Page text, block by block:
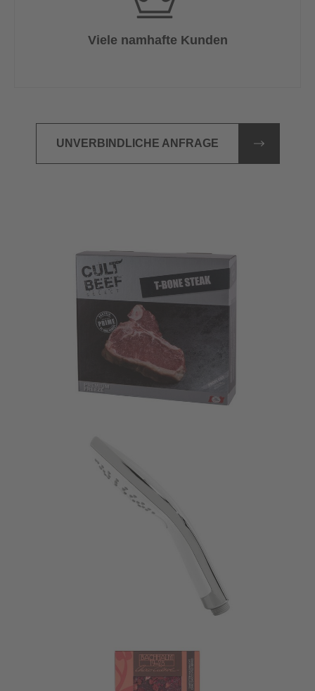
Viele namhafte Kunden
UNVERBINDLICHE ANFRAGE